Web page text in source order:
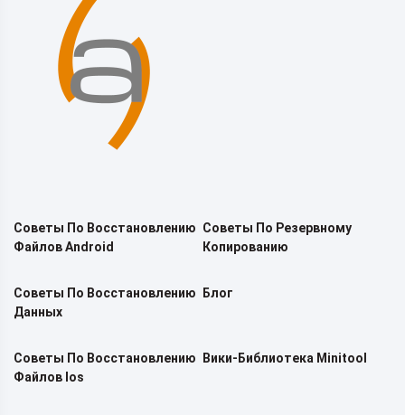
Советы По Восстановлению
Файлов Android
Советы По Резервному
Копированию
Советы По Восстановлению
Данных
Блог
Советы По Восстановлению
Файлов Ios
Вики-Библиотека Minitool